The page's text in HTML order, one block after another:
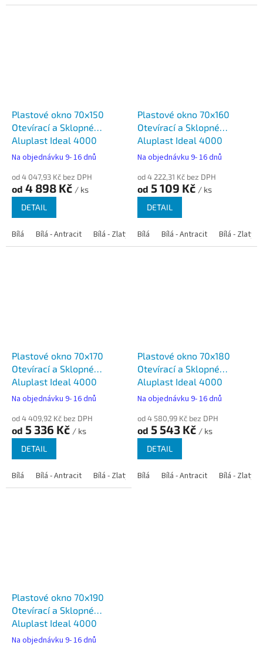
Plastové okno 70x150
Otevírací a Sklopné
Aluplast Ideal 4000
Na objednávku 9- 16 dnů
od 4 047,93 Kč bez DPH
od 4 898 Kč / ks
DETAIL
Bílá Bílá - Antracit Bílá - Zlatý dub Bílá - Tmavý dub Bílá -
Plastové okno 70x160
Otevírací a Sklopné
Aluplast Ideal 4000
Na objednávku 9- 16 dnů
od 4 222,31 Kč bez DPH
od 5 109 Kč / ks
DETAIL
Bílá Bílá - Antracit Bílá - Zlatý
Plastové okno 70x170
Otevírací a Sklopné
Aluplast Ideal 4000
Na objednávku 9- 16 dnů
od 4 409,92 Kč bez DPH
od 5 336 Kč / ks
DETAIL
Bílá Bílá - Antracit Bílá - Zlatý dub Bílá - Tmavý dub Bílá -
Plastové okno 70x180
Otevírací a Sklopné
Aluplast Ideal 4000
Na objednávku 9- 16 dnů
od 4 580,99 Kč bez DPH
od 5 543 Kč / ks
DETAIL
Bílá Bílá - Antracit Bílá - Zlatý
Plastové okno 70x190
Otevírací a Sklopné
Aluplast Ideal 4000
Na objednávku 9- 16 dnů